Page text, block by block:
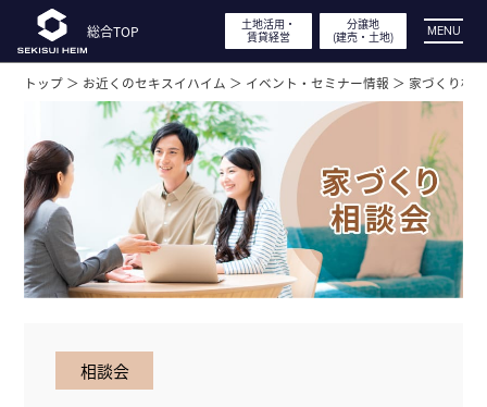
MENU
総合TOP
土地活用・
賃貸経営
分譲地
(建売・ 土地)
総合TOP
土地活用・
賃貸経営
分譲地
(建売・ 土地)
分譲地見学
実例・間取り・ デザイン
特長・性能
イベント・キャンペーン
トップ ＞ お近くのセキスイハイム ＞ イベント・セミナー情報 ＞ 家づくり
相談会